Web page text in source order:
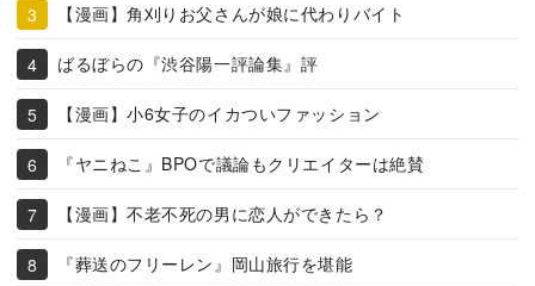
【漫画】角刈りお父さんが娘に代わりバイト
ばるぼらの『渋谷陽一評論集』評
【漫画】小6女子のイカついファッション
『ヤニねこ』BPOで議論もクリエイターは絶賛
【漫画】不老不死の男に恋人ができたら？
『葬送のフリーレン』岡山旅行を堪能